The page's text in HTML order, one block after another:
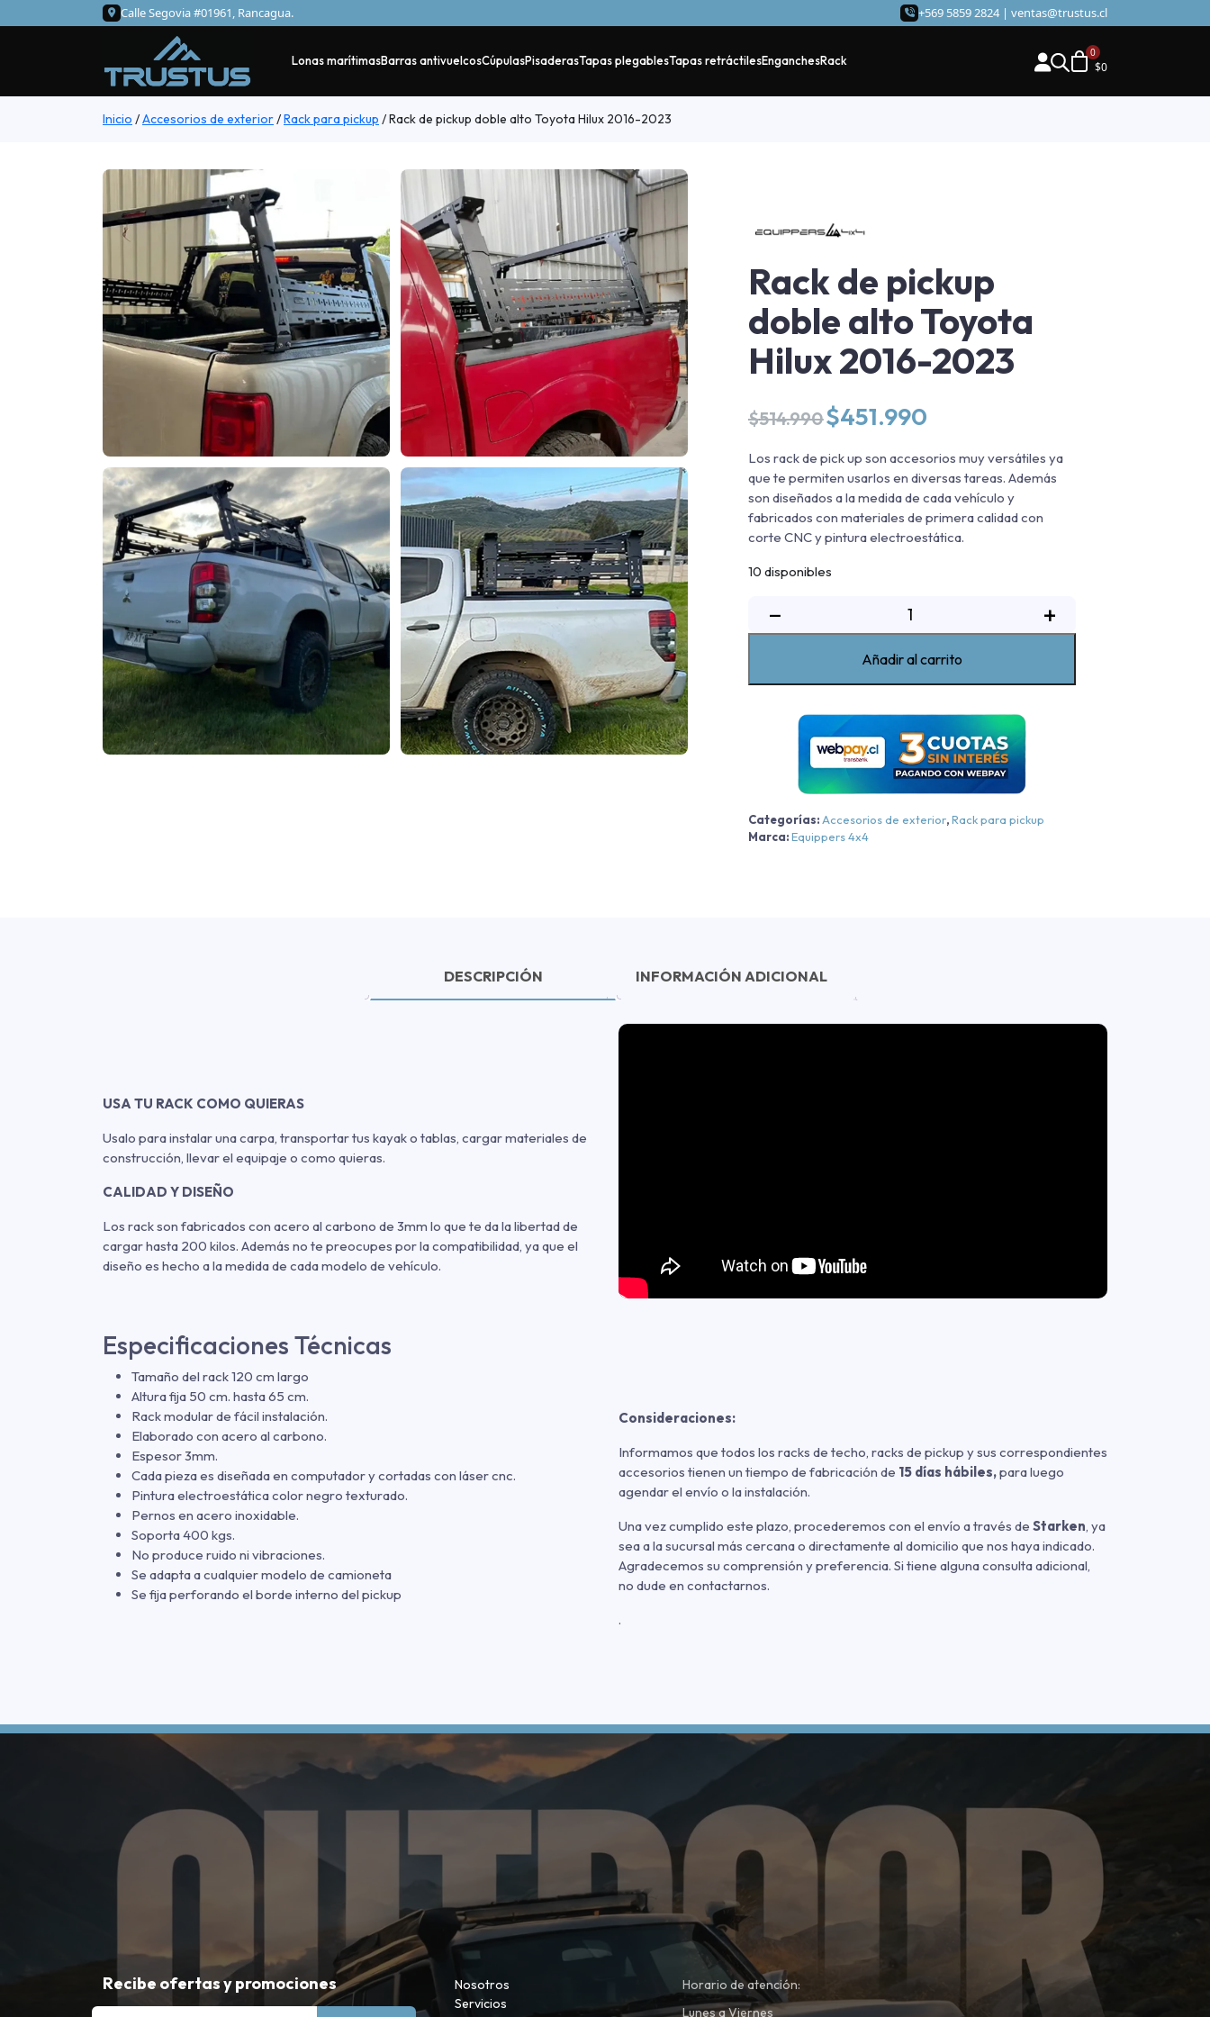
Calle Segovia #01961, Rancagua. +569 5859 2824 | ventas@trustus.cl
Lonas marítimasBarras antivuelcosCúpulasPisaderasTapas plegablesTapas retráctilesEnganchesRack $0
Inicio /Accesorios de exterior/Rack para pickup /Rack de pickup doble alto Toyota Hilux 2016-2023
Rack de pickup
doble alto Toyota
Hilux 2016-2023
$514.990 El
precio
original
era:
$514.990.
$451.990
actual
es:
$451.990.
Los rack de pick up son accesorios muy versátiles ya
que te permiten usarlos en diversas tareas. Además
son diseñados a la medida de cada vehículo y
fabricados con materiales de primera calidad con
corte CNC y pintura electroestática.
10 disponibles
−
de
Toyota
Hilux
2016-
2023
+
Añadir al carrito
Categorías: Accesorios de exterior,Rack para pickup
Marca:Equippers 4x4
DESCRIPCIÓN INFORMACIÓN ADICIONAL
USA TU RACK COMO QUIERAS
Usalo para instalar una carpa, transportar tus kayak o tablas, cargar materiales de
construcción, llevar el equipaje o como quieras.
CALIDAD Y DISEÑO
Los rack son fabricados con acero al carbono de 3mm lo que te da la libertad de
cargar hasta 200 kilos. Además no te preocupes por la compatibilidad, ya que el
diseño es hecho a la medida de cada modelo de vehículo.
Especificaciones Técnicas
Tamaño del rack 120 cm largo
Altura fija 50 cm. hasta 65 cm.
Rack modular de fácil instalación.
Elaborado con acero al carbono.
Espesor 3mm.
Cada pieza es diseñada en computador y cortadas con láser cnc.
Pintura electroestática color negro texturado.
Pernos en acero inoxidable.
Soporta 400 kgs.
No produce ruido ni vibraciones.
Se adapta a cualquier modelo de camioneta
Se fija perforando el borde interno del pickup
Consideraciones:
Informamos que todos los racks de techo, racks de pickup y sus correspondientes
accesorios tienen un tiempo de fabricación de 15 días hábiles,para luego
agendar el envío o la instalación.
Una vez cumplido este plazo, procederemos con el envío a través de Starken, ya
sea a la sucursal más cercana o directamente al domicilio que nos haya indicado.
Agradecemos su comprensión y preferencia. Si tiene alguna consulta adicional,
no dude en contactarnos.
.
Recibe ofertas y promociones
Nosotros
Servicios
Horario de atención:
Lunes a Viernes